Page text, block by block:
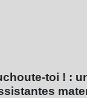
toi ! :